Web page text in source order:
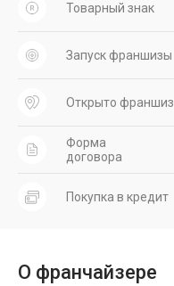
Товарный знак
Запуск франшизы
Открыто франшиз
Форма
договора
Покупка в кредит
О франчайзере